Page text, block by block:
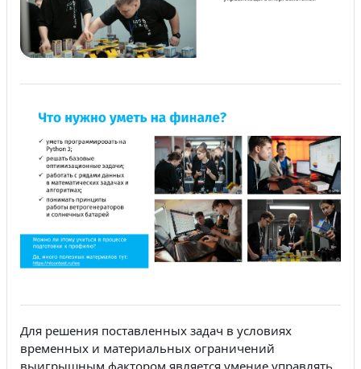
Для решения поставленных задач в условиях
временных и материальных ограничений